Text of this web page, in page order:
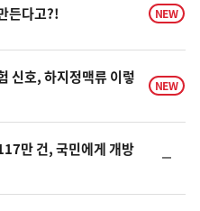
든다고?! NEW
신호, 하지정맥류 이렇
NEW
만 건, 국민에게 개방
일